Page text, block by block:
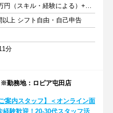
月給23万～40万円（スキル・経験による）+交通費全額支給
以上 シフト自由・自己申告
分
務地：ロピア屯田店
案内スタッフ】＜オンライン面
経験歓迎！20-30代スタッフ活